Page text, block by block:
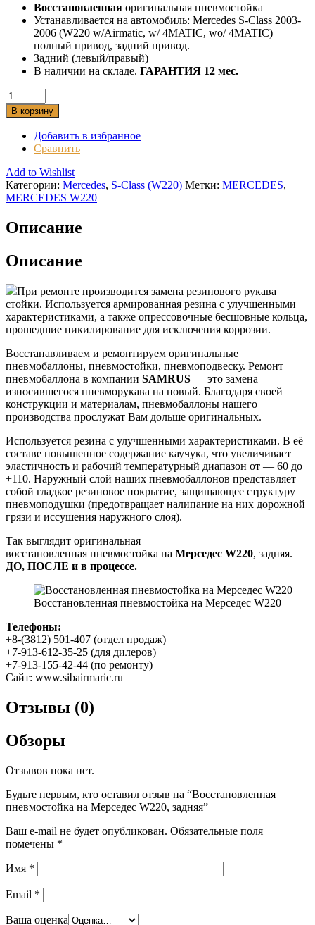
Восстановленная оригинальная пневмостойка
Устанавливается на автомобиль: Mercedes S-Class 2003-
2006 (W220 w/Airmatic, w/ 4MATIC, wo/ 4MATIC)
полный привод, задний привод.
Задний (левый/правый)
В наличии на складе. ГАРАНТИЯ 12 мес.
В корзину
Добавить в избранное
Сравнить
Add to Wishlist
Категории: Mercedes, S-Class (W220) Метки: MERCEDES,
MERCEDES W220
Описание
Описание
При ремонте производится замена резинового рукава
стойки. Используется армированная резина с улучшенными
характеристиками, а также опрессовочные бесшовные кольца,
прошедшие никилирование для исключения коррозии.
Восстанавливаем и ремонтируем оригинальные
пневмобаллоны, пневмостойки, пневмоподвеску. Ремонт
пневмобаллона в компании SAMRUS — это замена
износившегося пневморукава на новый. Благодаря своей
конструкции и материалам, пневмобаллоны нашего
производства прослужат Вам дольше оригинальных.
Используется резина с улучшенными характеристиками. В её
составе повышенное содержание каучука, что увеличивает
эластичность и рабочий температурный диапазон от — 60 до
+110. Наружный слой наших пневмобаллонов представляет
собой гладкое резиновое покрытие, защищающее структуру
пневмоподушки (предотвращает налипание на них дорожной
грязи и иссушения наружного слоя).
Так выглядит оригинальная
восстановленная пневмостойка на Мерседес W220, задняя.
ДО, ПОСЛЕ и в процессе.
Восстановленная пневмостойка на Мерседес W220
Телефоны:
+8-(3812) 501-407 (отдел продаж)
+7-913-612-35-25 (для дилеров)
+7-913-155-42-44 (по ремонту)
Сайт: www.sibairmaric.ru
Отзывы (0)
Обзоры
Отзывов пока нет.
Будьте первым, кто оставил отзыв на “Восстановленная
пневмостойка на Мерседес W220, задняя”
Ваш e-mail не будет опубликован. Обязательные поля
помечены *
Имя *
Email *
Ваша оценка